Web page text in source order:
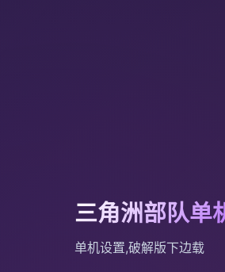
三角洲部队单
单机设置,破解版下边载